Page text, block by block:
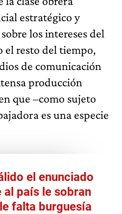
estratégico y
los intereses del
el resto del tiempo,
de comunicación
producción
que –como sujeto
es una especie
el enunciado
al país le sobran
falta burguesía